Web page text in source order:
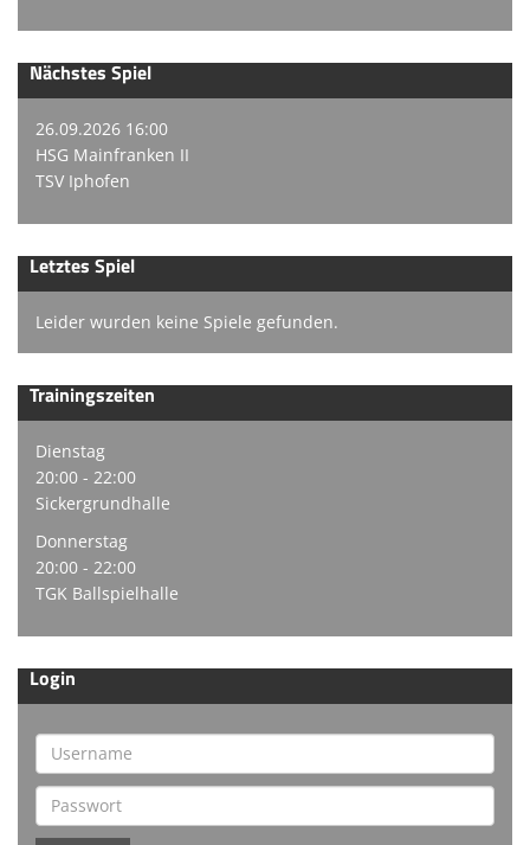
Nächstes Spiel
26.09.2026 16:00
HSG Mainfranken II
TSV Iphofen
Letztes Spiel
Leider wurden keine Spiele gefunden.
Trainingszeiten
Dienstag
20:00 - 22:00
Sickergrundhalle
Donnerstag
20:00 - 22:00
TGK Ballspielhalle
Login